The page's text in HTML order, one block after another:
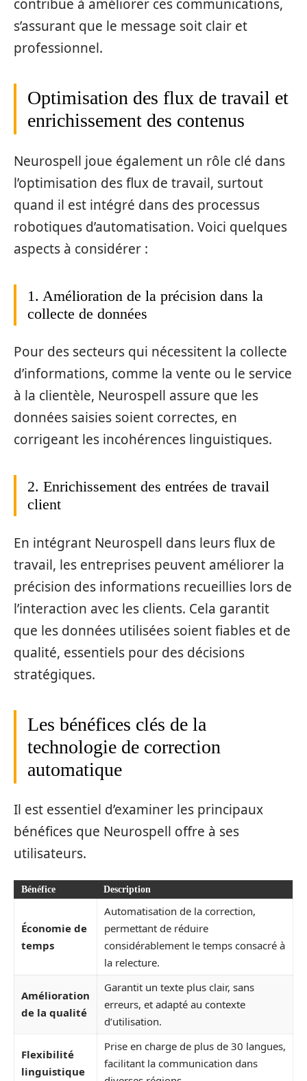
contribue à améliorer ces communications,
s’assurant que le message soit clair et
professionnel.
Optimisation des flux de travail et
enrichissement des contenus
Neurospell joue également un rôle clé dans
l’optimisation des flux de travail, surtout
quand il est intégré dans des processus
robotiques d’automatisation. Voici quelques
aspects à considérer :
1. Amélioration de la précision dans la
collecte de données
Pour des secteurs qui nécessitent la collecte
d’informations, comme la vente ou le service
à la clientèle, Neurospell assure que les
données saisies soient correctes, en
corrigeant les incohérences linguistiques.
2. Enrichissement des entrées de travail
client
En intégrant Neurospell dans leurs flux de
travail, les entreprises peuvent améliorer la
précision des informations recueillies lors de
l’interaction avec les clients. Cela garantit
que les données utilisées soient fiables et de
qualité, essentiels pour des décisions
stratégiques.
Les bénéfices clés de la
technologie de correction
automatique
Il est essentiel d’examiner les principaux
bénéfices que Neurospell offre à ses
utilisateurs.
Bénéfice Description
Économie de
temps
Automatisation de la correction,
permettant de réduire
considérablement le temps consacré à
la relecture.
Amélioration
de la qualité
Garantit un texte plus clair, sans
erreurs, et adapté au contexte
d’utilisation.
Flexibilité
linguistique
Prise en charge de plus de 30 langues,
facilitant la communication dans